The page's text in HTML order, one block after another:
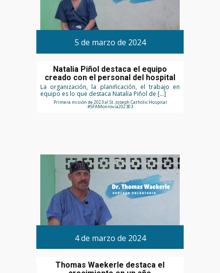
5 de marzo de 2024
Natalia Piñol destaca el equipo
creado con el personal del hospital
La organización, la planificación, el trabajo en
equipo es lo que destaca Natalia Piñol de […]
Primera misión de 2023 al St. Joseph Catholic Hospital
#SFAMonrovia202303
4 de marzo de 2024
Thomas Waekerle destaca el